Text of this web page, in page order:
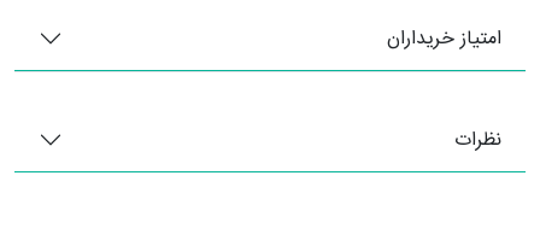
امتیاز خریداران
نظرات